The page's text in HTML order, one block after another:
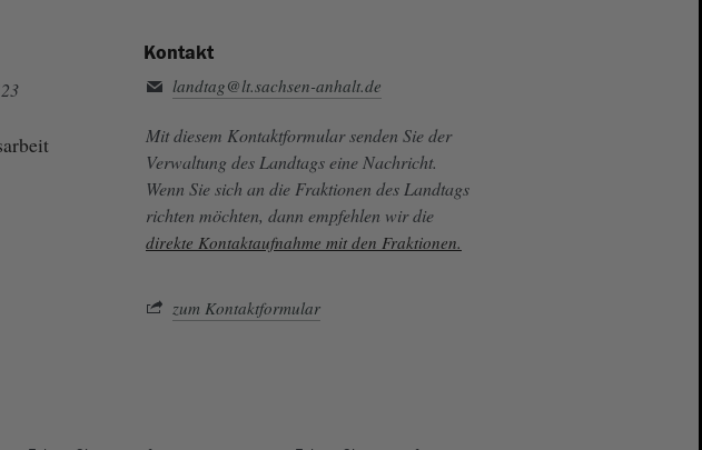
Kontakt
landtag@lt.sachsen-anhalt.de
Mit diesem Kontaktformular senden Sie der
Verwaltung des Landtags eine Nachricht.
Wenn Sie sich an die Fraktionen des Landtags
richten möchten, dann empfehlen wir die
direkte Kontaktaufnahme mit den Fraktionen.
zum Kontaktformular